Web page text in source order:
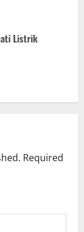
Listrik
Required